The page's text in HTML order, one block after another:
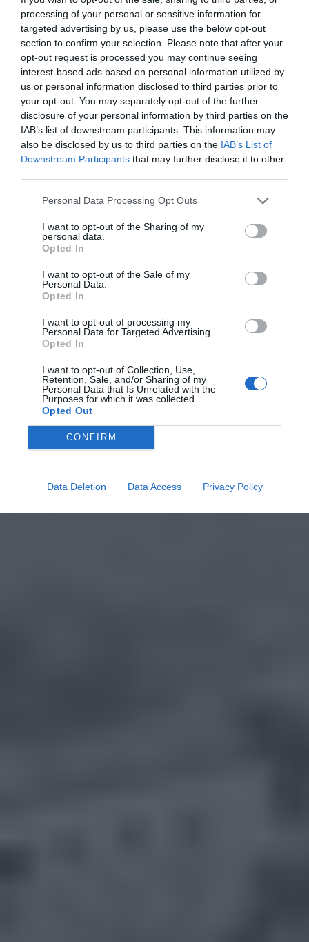
processing of your personal or sensitive information for
targeted advertising by us, please use the below opt-out
section to confirm your selection. Please note that after your
opt-out request is processed you may continue seeing
interest-based ads based on personal information utilized by
us or personal information disclosed to third parties prior to
your opt-out. You may separately opt-out of the further
disclosure of your personal information by third parties on the
IAB’s list of downstream participants. This information may
also be disclosed by us to third parties on the IAB’s List of
Downstream Participants that may further disclose it to other
Personal Data Processing Opt Outs
I want to opt-out of the Sharing of my
personal data.
Opted In
I want to opt-out of the Sale of my
Personal Data.
Opted In
I want to opt-out of processing my
Personal Data for Targeted Advertising.
Opted In
I want to opt-out of Collection, Use,
Retention, Sale, and/or Sharing of my
Personal Data that Is Unrelated with the
Purposes for which it was collected.
Opted Out
CONFIRM
Data Deletion Data Access Privacy Policy